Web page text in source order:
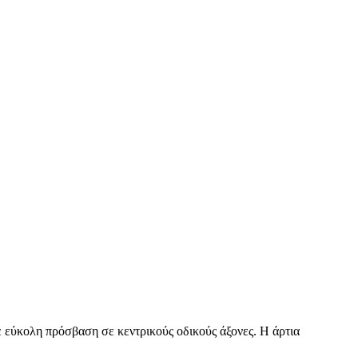
πρόσβαση σε κεντρικούς οδικούς άξονες. Η άρτια